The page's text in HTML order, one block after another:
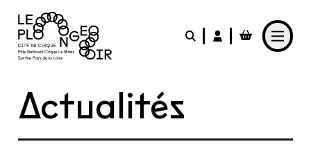
Actualités
LE PLONGEOIR
PARTICIPER